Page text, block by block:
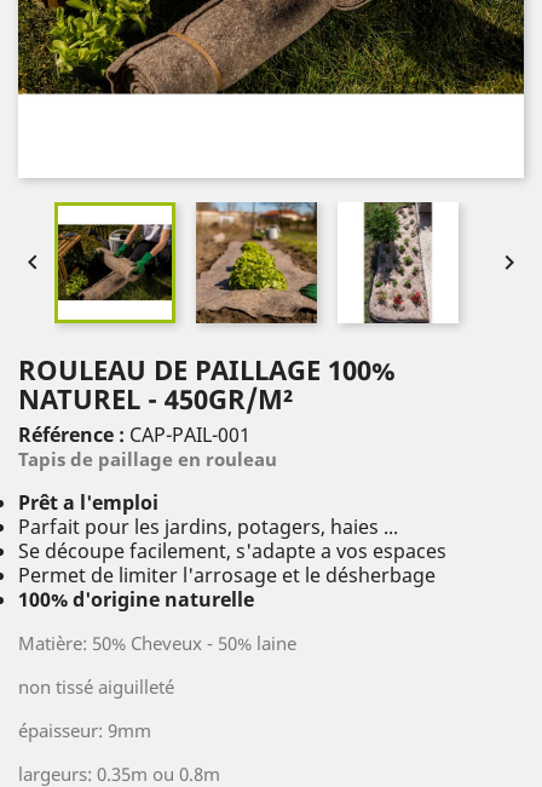
 
ROULEAU DE PAILLAGE 100%
NATUREL - 450GR/M²
Référence : CAP-PAIL-001
Tapis de paillage en rouleau
Prêt a l'emploi
Parfait pour les jardins, potagers, haies ...
Se découpe facilement, s'adapte a vos espaces
Permet de limiter l'arrosage et le désherbage
100% d'origine naturelle
Matière: 50% Cheveux - 50% laine
non tissé aiguilleté
épaisseur: 9mm
largeurs: 0.35m ou 0.8m